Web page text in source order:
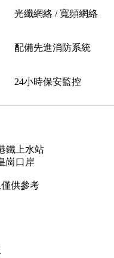
光纖網絡 / 寬頻網絡
配備先進消防系統
24小時保安監控
鐵上水站
崗口岸
供參考